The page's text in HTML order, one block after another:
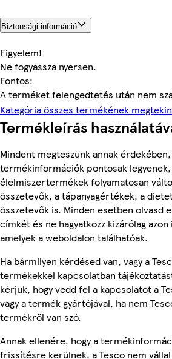
Biztonsági információ
Figyelem!
Ne fogyassza nyersen.
Fontos:
A terméket felengedtetés után nem
Kategória összes termékének
Termékleírás
Mindent megteszünk annak érdekében,
termékinformációk pontosak legyenek,
élelmiszertermékek folyamatosan
összetevők, a tápanyagértékek, a
összetevők is. Minden esetben olvasd
címkét és ne hagyatkozz kizárólag
amelyek a weboldalon találhatóak.
Ha bármilyen kérdésed van, vagy a
termékekkel kapcsolatban
kérjük, hogy vedd fel a kapcsolatot a
vagy a termék gyártójával, ha nem
termékről van szó.
Annak ellenére, hogy a
frissítésre kerülnek, a Tesco nem